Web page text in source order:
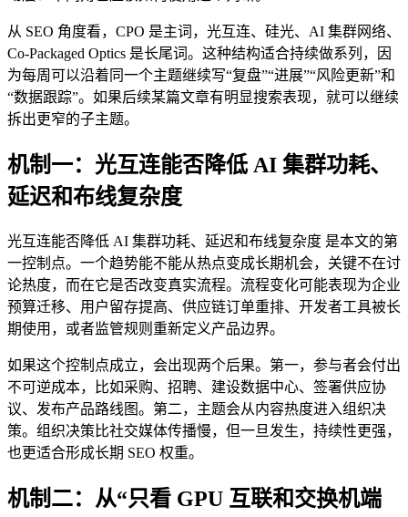
从 SEO 角度看，CPO 是主词，光互连、硅光、AI 集群网络、
Co-Packaged Optics 是长尾词。这种结构适合持续做系列，因
为每周可以沿着同一个主题继续写“复盘”“进展”“风险更新”和
“数据跟踪”。如果后续某篇文章有明显搜索表现，就可以继续
拆出更窄的子主题。
机制一：光互连能否降低 AI 集群功耗、
延迟和布线复杂度
光互连能否降低 AI 集群功耗、延迟和布线复杂度 是本文的第
一控制点。一个趋势能不能从热点变成长期机会，关键不在讨
论热度，而在它是否改变真实流程。流程变化可能表现为企业
预算迁移、用户留存提高、供应链订单重排、开发者工具被长
期使用，或者监管规则重新定义产品边界。
如果这个控制点成立，会出现两个后果。第一，参与者会付出
不可逆成本，比如采购、招聘、建设数据中心、签署供应协
议、发布产品路线图。第二，主题会从内容热度进入组织决
策。组织决策比社交媒体传播慢，但一旦发生，持续性更强，
也更适合形成长期 SEO 权重。
机制二：从“只看 GPU 互联和交换机端